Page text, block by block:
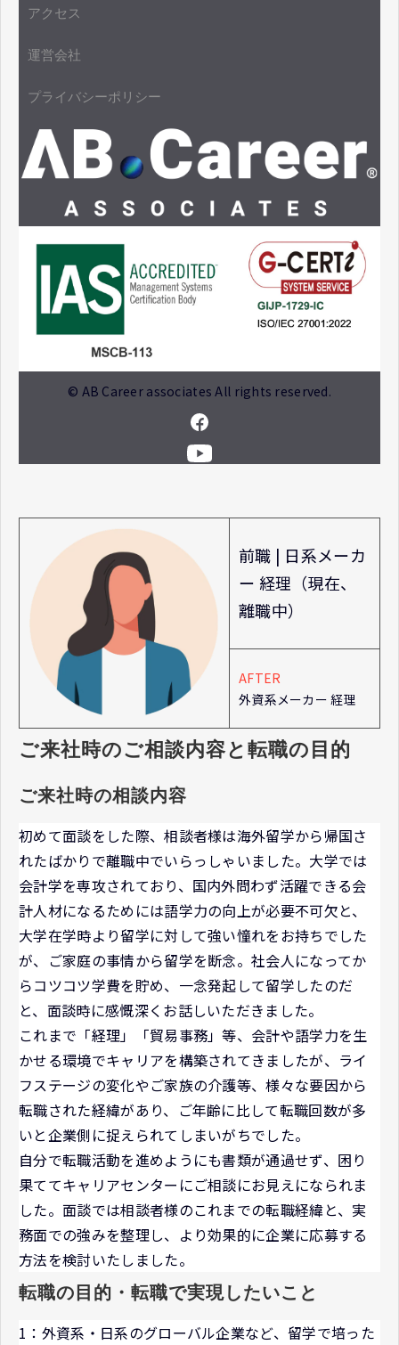
アクセス
運営会社
プライバシーポリシー
© AB Career associates All rights reserved.
前職 | 日系メーカ
ー 経理（現在、
離職中）
AFTER
外資系メーカー 経理
ご来社時のご相談内容と転職の目的
ご来社時の相談内容
初めて面談をした際、相談者様は海外留学から帰国さ
れたばかりで離職中でいらっしゃいました。大学では
会計学を専攻されており、国内外問わず活躍できる会
計人材になるためには語学力の向上が必要不可欠と、
大学在学時より留学に対して強い憧れをお持ちでした
が、ご家庭の事情から留学を断念。社会人になってか
らコツコツ学費を貯め、一念発起して留学したのだ
と、面談時に感慨深くお話しいただきました。
これまで「経理」「貿易事務」等、会計や語学力を生
かせる環境でキャリアを構築されてきましたが、ライ
フステージの変化やご家族の介護等、様々な要因から
転職された経緯があり、ご年齢に比して転職回数が多
いと企業側に捉えられてしまいがちでした。
自分で転職活動を進めようにも書類が通過せず、困り
果ててキャリアセンターにご相談にお見えになられま
した。面談では相談者様のこれまでの転職経緯と、実
務面での強みを整理し、より効果的に企業に応募する
方法を検討いたしました。
転職の目的・転職で実現したいこと
1：外資系・日系のグローバル企業など、留学で培った